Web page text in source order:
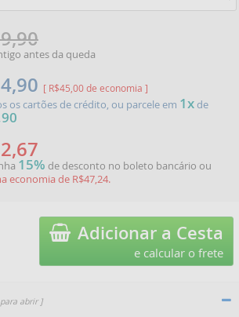
antes da queda
[ R$45,00 de economia ]
os cartões de crédito, ou parcele em 1x de
15% de desconto no boleto bancário ou
economia de R$47,24.
Adicionar a Cesta
e calcular o frete
abrir ]